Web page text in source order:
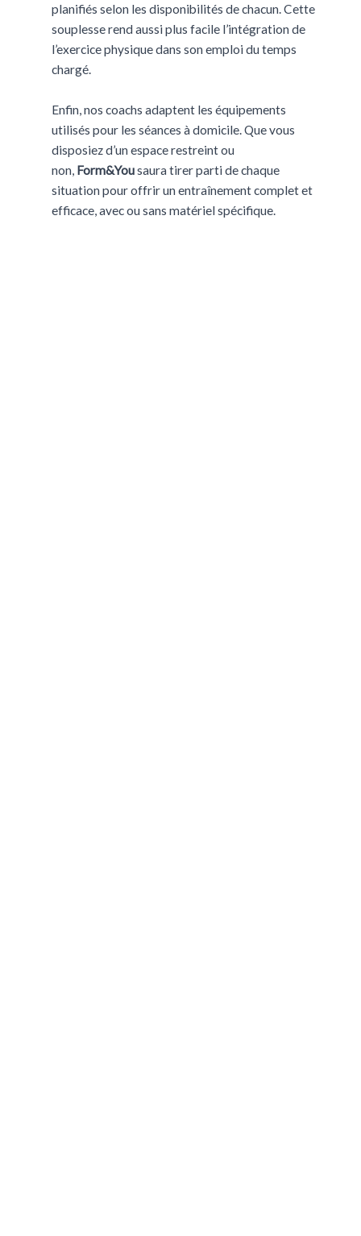
planifiés selon les disponibilités de chacun. Cette
souplesse rend aussi plus facile l’intégration de
l’exercice physique dans son emploi du temps
chargé.
Enfin, nos coachs adaptent les équipements
utilisés pour les séances à domicile. Que vous
disposiez d’un espace restreint ou
non, Form&Yousaura tirer parti de chaque
situation pour offrir un entraînement complet et
efficace, avec ou sans matériel spécifique.